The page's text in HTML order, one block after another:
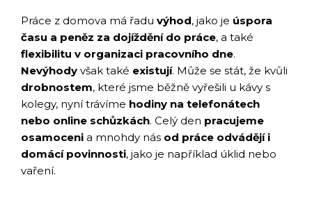
Práce z domova má řadu výhod, jako je úspora
času a peněz za dojíždění do práce, a také
flexibilitu v organizaci pracovního dne.
Nevýhody však také existují. Může se stát, že kvůli
drobnostem, které jsme běžně vyřešili u kávy s
kolegy, nyní trávíme hodiny na telefonátech
nebo online schůzkách. Celý den pracujeme
osamoceni a mnohdy nás od práce odvádějí i
domácí povinnosti, jako je například úklid nebo
vaření.